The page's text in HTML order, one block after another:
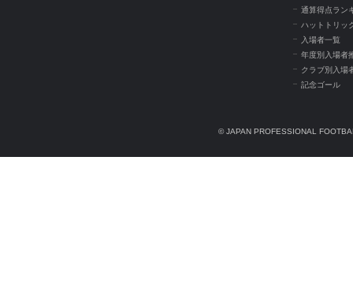
通算得点ラン
ハットトリッ
入場者一覧
年度別入場者
クラブ別入場
記念ゴール
© JAPAN PROFESSIONAL